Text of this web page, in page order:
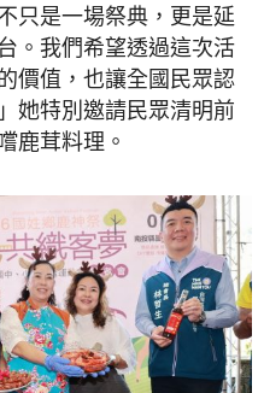
只是一場祭典，更是延
。我們希望透過這次活
價值，也讓全國民眾認
她特別邀請民眾清明前
鹿茸料理。